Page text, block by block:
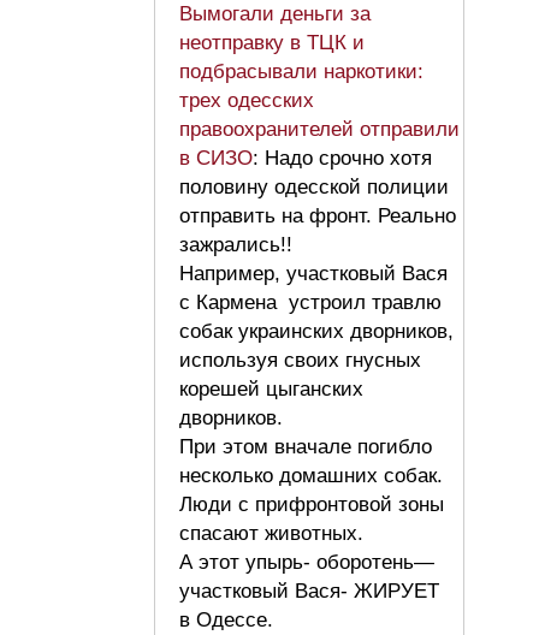
Вымогали деньги за
неотправку в ТЦК и
подбрасывали наркотики:
трех одесских
правоохранителей отправили
в СИЗО: Надо срочно хотя
половину одесской полиции
отправить на фронт. Реально
зажрались!!
Например, участковый Вася
с Кармена устроил травлю
собак украинских дворников,
используя своих гнусных
корешей цыганских
дворников.
При этом вначале погибло
несколько домашних собак.
Люди с прифронтовой зоны
спасают животных.
А этот упырь- оборотень—
участковый Вася- ЖИРУЕТ
в Одессе.